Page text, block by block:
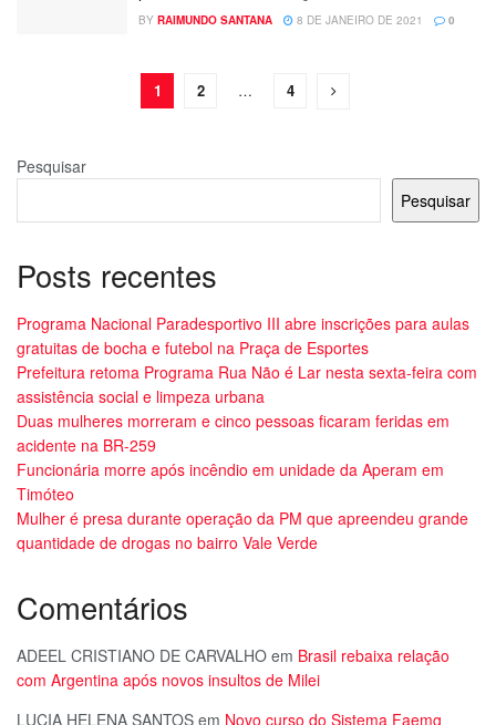
BY RAIMUNDO SANTANA 8 DE JANEIRO DE 2021 0
1 2 … 4
Pesquisar
Pesquisar
Posts recentes
Programa Nacional Paradesportivo III abre inscrições para aulas
gratuitas de bocha e futebol na Praça de Esportes
Prefeitura retoma Programa Rua Não é Lar nesta sexta-feira com
assistência social e limpeza urbana
Duas mulheres morreram e cinco pessoas ficaram feridas em
acidente na BR-259
Funcionária morre após incêndio em unidade da Aperam em
Timóteo
Mulher é presa durante operação da PM que apreendeu grande
quantidade de drogas no bairro Vale Verde
Comentários
ADEEL CRISTIANO DE CARVALHO em Brasil rebaixa relação
com Argentina após novos insultos de Milei
LUCIA HELENA SANTOS em Novo curso do Sistema Faemg